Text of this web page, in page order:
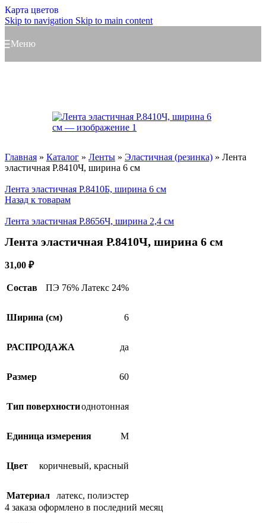
Карта цветов
Skip to navigation Skip to main content
Меню
Главная » Каталог » Ленты » Эластичная (резинка) » Лента
эластичная Р.8410Ч, ширина 6 см
Лента эластичная Р.8410Б, ширина 6 см
Назад к товарам
Лента эластичная Р.8656Ч, ширина 2,4 см
Лента эластичная Р.8410Ч, ширина 6 см
31,00 ₽
Состав ПЭ 76% Латекс 24%
Ширина (см) 6
РАСПРОДАЖА да
Размер 60
Тип поверхностиоднотонная
Единица измерения М
Цвет коричневый, красный
Материал латекс, полиэстер
4 заказа оформлено в последний месяц